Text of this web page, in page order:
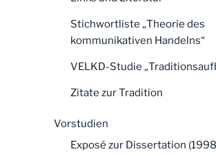
Stichwortliste „Theorie des
kommunikativen Handelns“
VELKD-Studie
Zitate zur Tradition
Vorstudien
Exposé zur Dissertation